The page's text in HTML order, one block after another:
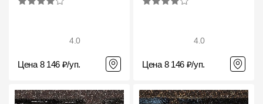
Вопрос-ответ/Faq
4.0
Цена 8 146 ₽/уп.
4.0
Цена 8 146 ₽/уп.